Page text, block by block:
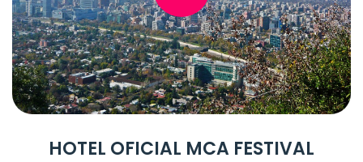
HOTEL OFICIAL MCA FESTIVAL